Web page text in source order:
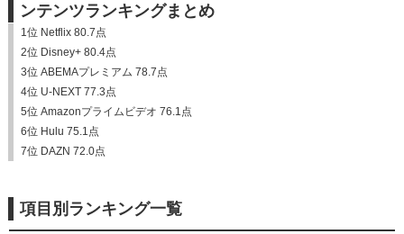
ンテンツランキングまとめ
1位 Netflix 80.7点
2位 Disney+ 80.4点
3位 ABEMAプレミアム 78.7点
4位 U-NEXT 77.3点
5位 Amazonプライムビデオ 76.1点
6位 Hulu 75.1点
7位 DAZN 72.0点
項目別ランキング一覧